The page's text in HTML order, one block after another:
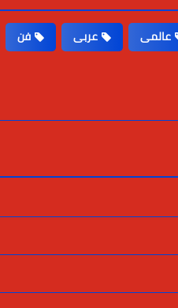
عالمى عربى فن